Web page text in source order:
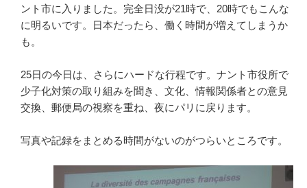
ント市に入りました。完全日没が21時で、20時でもこんな
に明るいです。日本だったら、働く時間が増えてしまうか
も。
25日の今日は、さらにハードな行程です。ナント市役所で
少子化対策の取り組みを聞き、文化、情報関係者との意見
交換、郵便局の視察を重ね、夜にパリに戻ります。
写真や記録をまとめる時間がないのがつらいところです。